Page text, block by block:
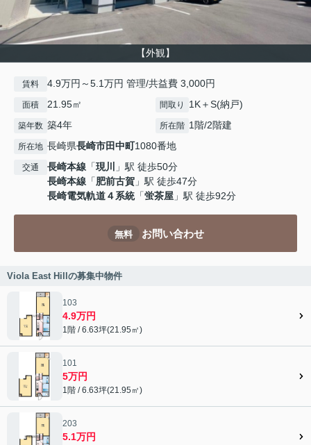
【外観】
賃料 4.9万円～5.1万円 管理/共益費 3,000円
面積 21.95㎡ 間取り 1K＋S(納戸)
築年数 築4年 所在階 1階/2階建
所在地 長崎県長崎市田中町1080番地
交通 長崎本線 「現川
」駅 徒歩50分
長崎本線 「肥前古賀 」駅 徒歩47分
長崎電気軌道４系統「蛍茶屋 」駅 徒歩92分
無料 お問い合わせ
Viola East Hillの募集中物件
103
4.9万円
1階 / 6.63坪(21.95㎡)
101
5万円
1階 / 6.63坪(21.95㎡)
203
5.1万円